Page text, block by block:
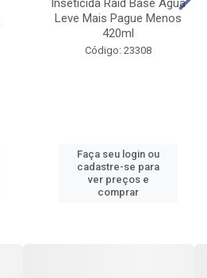
Inseticida Raid Base Agua
Leve Mais Pague Menos
420ml
Código: 23308
Faça seu login ou
cadastre-se para
ver preços e
comprar